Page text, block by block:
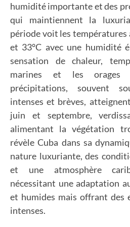
humidité importante et des
qui maintiennent la
période voit les températures
et 33°C avec une humidité
sensation de chaleur,
marines et les orages
précipitations, souvent
intenses et brèves,
juin et septembre,
alimentant la végétation
révèle Cuba dans sa
nature luxuriante, des
et une atmosphère
nécessitant une adaptation
et humides mais offrant des
intenses.